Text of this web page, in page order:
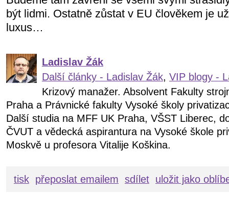
být lidmi. Ostatně zůstat v EU člověkem je
luxus…
Ladislav Žák
Další články - Ladislav Žák, VIP blogy -
Krizový manažer. Absolvent Fakulty
Praha a Právnické fakulty Vysoké školy
Další studia na MFF UK Praha, VŠST Liberec,
ČVUT a vědecká aspirantura na Vysoké škole
Moskvě u profesora Vitalije Koškina.
tisk přeposlat emailem sdílet uložit jako